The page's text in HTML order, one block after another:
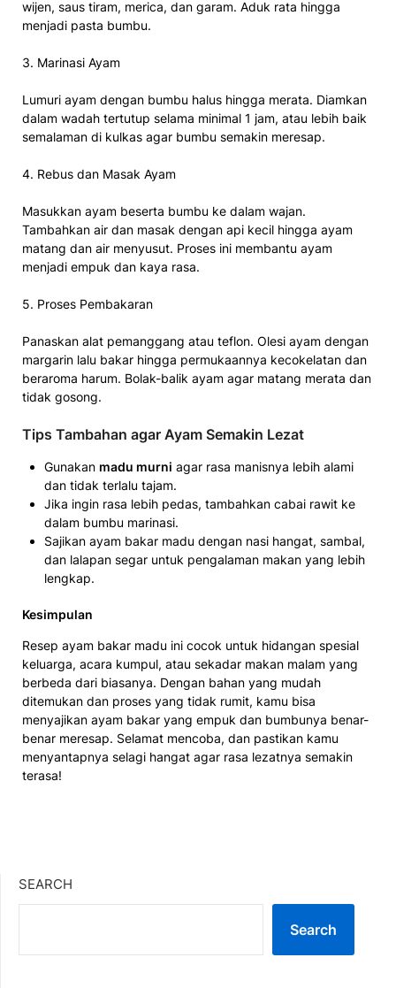
wijen, saus tiram, merica, dan garam. Aduk rata hingga
menjadi pasta bumbu.
3. Marinasi Ayam
Lumuri ayam dengan bumbu halus hingga merata. Diamkan
dalam wadah tertutup selama minimal 1 jam, atau lebih baik
semalaman di kulkas agar bumbu semakin meresap.
4. Rebus dan Masak Ayam
Masukkan ayam beserta bumbu ke dalam wajan.
Tambahkan air dan masak dengan api kecil hingga ayam
matang dan air menyusut. Proses ini membantu ayam
menjadi empuk dan kaya rasa.
5. Proses Pembakaran
Panaskan alat pemanggang atau teflon. Olesi ayam dengan
margarin lalu bakar hingga permukaannya kecokelatan dan
beraroma harum. Bolak-balik ayam agar matang merata dan
tidak gosong.
Tips Tambahan agar Ayam Semakin Lezat
Gunakan madu murni agar rasa manisnya lebih alami
dan tidak terlalu tajam.
Jika ingin rasa lebih pedas, tambahkan cabai rawit ke
dalam bumbu marinasi.
Sajikan ayam bakar madu dengan nasi hangat, sambal,
dan lalapan segar untuk pengalaman makan yang lebih
lengkap.
Kesimpulan
Resep ayam bakar madu ini cocok untuk hidangan spesial
keluarga, acara kumpul, atau sekadar makan malam yang
berbeda dari biasanya. Dengan bahan yang mudah
ditemukan dan proses yang tidak rumit, kamu bisa
menyajikan ayam bakar yang empuk dan bumbunya benar-
benar meresap. Selamat mencoba, dan pastikan kamu
menyantapnya selagi hangat agar rasa lezatnya semakin
terasa!
SEARCH
Search